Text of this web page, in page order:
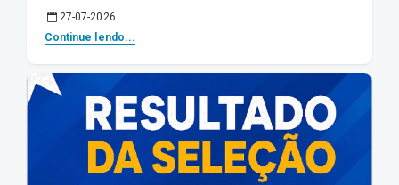
27-07-2026
Continue lendo...